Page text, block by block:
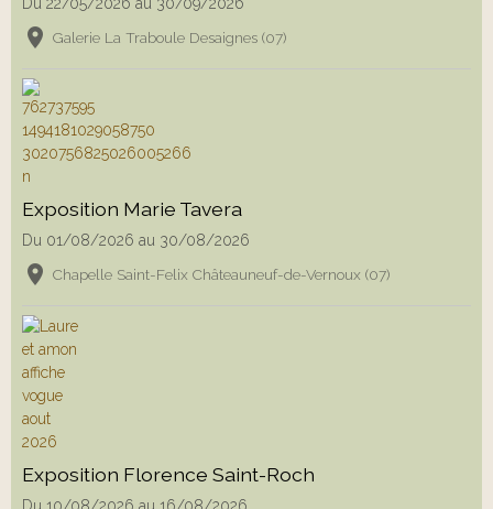
Du 22/05/2026 au 30/09/2026
Galerie La Traboule Desaignes (07)
Exposition Marie Tavera
Du 01/08/2026 au 30/08/2026
Chapelle Saint-Felix Châteauneuf-de-Vernoux (07)
Exposition Florence Saint-Roch